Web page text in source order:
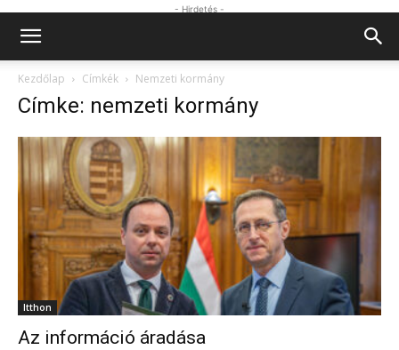
- Hirdetés -
Kezdőlap Címkék Nemzeti kormány
Címke: nemzeti kormány
Itthon
Az információ áradása